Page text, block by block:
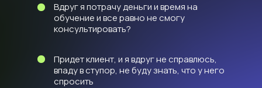
Вдруг я потрачу деньги и время на
обучение и все равно не смогу
консультировать?
Придет клиент, и я вдруг не справлюсь,
впаду в ступор, не буду знать, что у него
спросить